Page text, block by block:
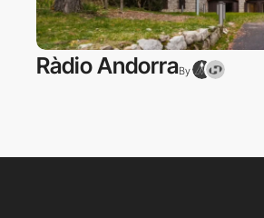
Ràdio AndorraBy